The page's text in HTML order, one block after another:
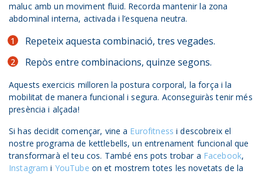
maluc amb un moviment fluid. Recorda mantenir la zona
abdominal interna, activada i l’esquena neutra.
Repeteix aquesta combinació, tres vegades.
Repòs entre combinacions, quinze segons.
Aquests exercicis milloren la postura corporal, la força i la
mobilitat de manera funcional i segura. Aconseguiràs tenir més
presència i alçada!
Si has decidit començar, vine a Eurofitness i descobreix el
nostre programa de kettlebells, un entrenament funcional que
transformarà el teu cos. També ens pots trobar a Facebook,
Instagram i YouTube on et mostrem totes les novetats de la